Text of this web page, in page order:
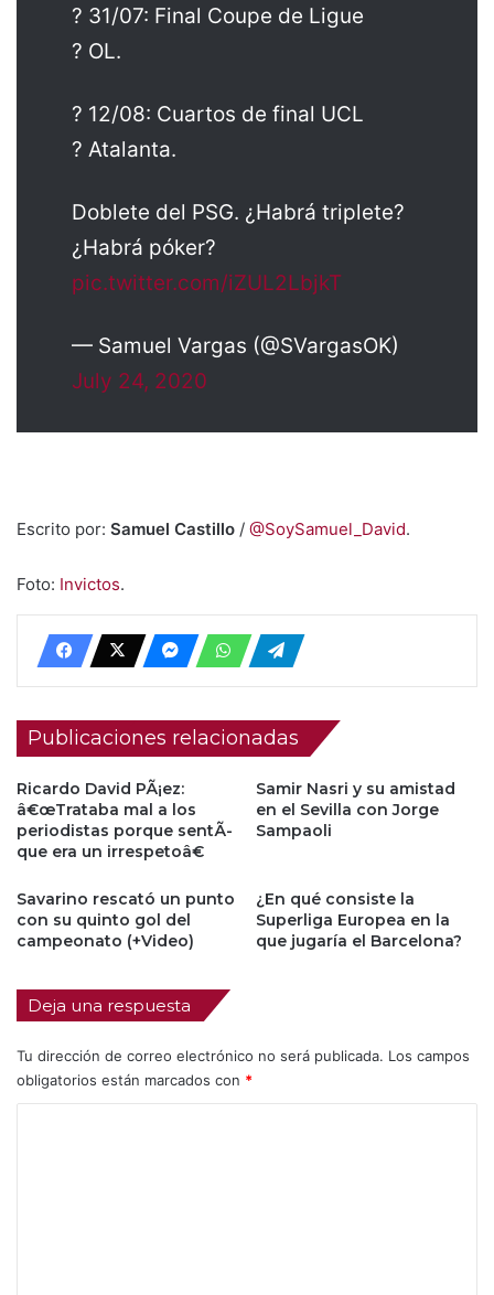
? 31/07: Final Coupe de Ligue
? OL.
? 12/08: Cuartos de final UCL
? Atalanta.
Doblete del PSG. ¿Habrá triplete?
¿Habrá póker?
pic.twitter.com/iZUL2LbjkT
— Samuel Vargas (@SVargasOK)
July 24, 2020
Escrito por: Samuel Castillo / @SoySamuel_David.
Foto: Invictos.
Publicaciones relacionadas
Ricardo David PÃ¡ez:
â€œTrataba mal a los
periodistas porque sentÃ­
que era un irrespetoâ€
Samir Nasri y su amistad
en el Sevilla con Jorge
Sampaoli
Savarino rescató un punto
con su quinto gol del
campeonato (+Video)
¿En qué consiste la
Superliga Europea en la
que jugaría el Barcelona?
Deja una respuesta
Tu dirección de correo electrónico no será publicada. Los campos
obligatorios están marcados con *